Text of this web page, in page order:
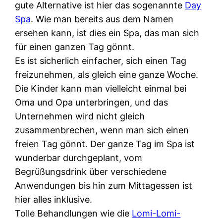
gute Alternative ist hier das sogenannte Day
Spa. Wie man bereits aus dem Namen
ersehen kann, ist dies ein Spa, das man sich
für einen ganzen Tag gönnt.
Es ist sicherlich einfacher, sich einen Tag
freizunehmen, als gleich eine ganze Woche.
Die Kinder kann man vielleicht einmal bei
Oma und Opa unterbringen, und das
Unternehmen wird nicht gleich
zusammenbrechen, wenn man sich einen
freien Tag gönnt. Der ganze Tag im Spa ist
wunderbar durchgeplant, vom
Begrüßungsdrink über verschiedene
Anwendungen bis hin zum Mittagessen ist
hier alles inklusive.
Tolle Behandlungen wie die Lomi-Lomi-